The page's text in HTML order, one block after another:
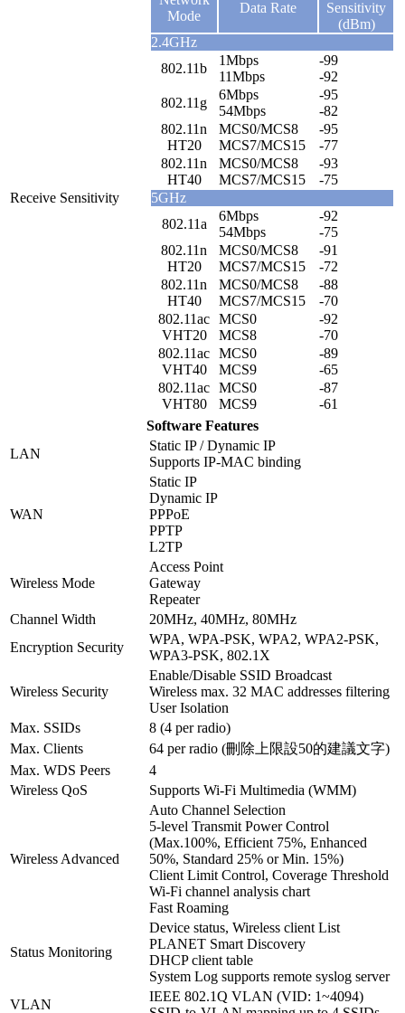
Receive Sensitivity
Mode
Data Rate
Sensitivity
(dBm)
2.4GHz
802.11b
1Mbps
11Mbps
-99
-92
802.11g
6Mbps
54Mbps
-95
-82
802.11n
HT20
MCS0/MCS8
MCS7/MCS15
-95
-77
802.11n
HT40
MCS0/MCS8
MCS7/MCS15
-93
-75
5GHz
802.11a
6Mbps
54Mbps
-92
-75
802.11n
HT20
MCS0/MCS8
MCS7/MCS15
-91
-72
802.11n
HT40
MCS0/MCS8
MCS7/MCS15
-88
-70
802.11ac
VHT20
MCS0
MCS8
-92
-70
802.11ac
VHT40
MCS0
MCS9
-89
-65
802.11ac
VHT80
MCS0
MCS9
-87
-61
Software Features
LAN
Static IP / Dynamic IP
Supports IP-MAC binding
WAN
Static IP
Dynamic IP
PPPoE
PPTP
L2TP
Wireless Mode
Access Point
Gateway
Repeater
Channel Width
20MHz, 40MHz, 80MHz
Encryption Security
WPA, WPA-PSK, WPA2, WPA2-PSK,
WPA3-PSK, 802.1X
Wireless Security
Enable/Disable SSID Broadcast
Wireless max. 32 MAC addresses filtering
User Isolation
Max. SSIDs
8 (4 per radio)
Max. Clients
64 per radio (刪除上限設50的建議文字)
Max. WDS Peers
4
Wireless QoS
Supports Wi-Fi Multimedia (WMM)
Wireless Advanced
Auto Channel Selection
5-level Transmit Power Control
(Max.100%, Efficient 75%, Enhanced
50%, Standard 25% or Min. 15%)
Client Limit Control, Coverage Threshold
Wi-Fi channel analysis chart
Fast Roaming
Status Monitoring
Device status, Wireless client List
PLANET Smart Discovery
DHCP client table
System Log supports remote syslog server
VLAN
IEEE 802.1Q VLAN (VID: 1~4094)